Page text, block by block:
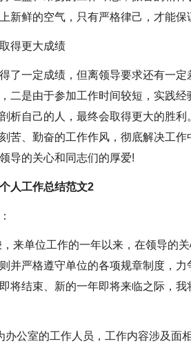
新鲜的空气，只有严格律己，才能保
得更大成绩
一定成绩，但离领导要求还有一定
二是由于参加工作时间较短，实践
析自己的人，最终会取得更大的胜
苦、勤奋的工作作风，彻底解决工
导的关心和同志们的厚爱!
工作总结范文2
单位工作的一年以来，在领导的关
并严格遵守单位的各项规章制度，
将结束、新的一年即将来临之际，
室的工作人员，工作内容涉及面